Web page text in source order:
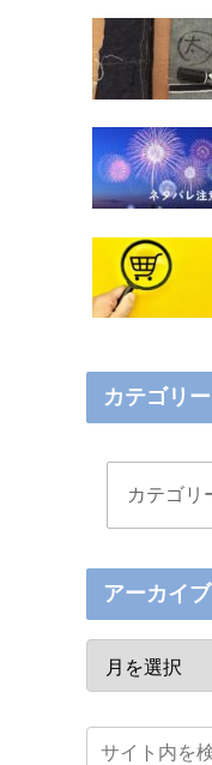
カテゴリー
アーカイブ